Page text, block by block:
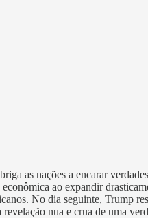
as nações a encarar
ao expandir
No dia seguinte, Trump
nua e crua de uma